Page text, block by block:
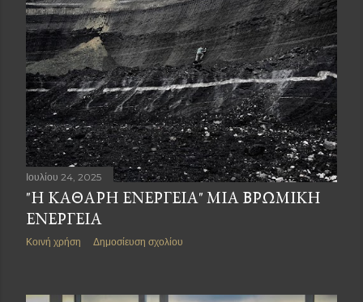
Ιουλίου 24, 2025
"Η ΚΑΘΑΡΗ ΕΝΕΡΓΕΙΑ" ΜΙΑ ΒΡΩΜΙΚΗ
ΕΝΕΡΓΕΙΑ
Κοινή χρήση Δημοσίευση σχολίου